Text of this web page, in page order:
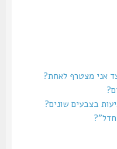
מצטרף לאחת?
שונים?